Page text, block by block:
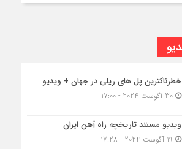
خطرناکترین پل های ریلی در جهان + ویدیو
30 آگوست 2024 - 17:00
ویدیو مستند تاریخچه راه آهن ایران